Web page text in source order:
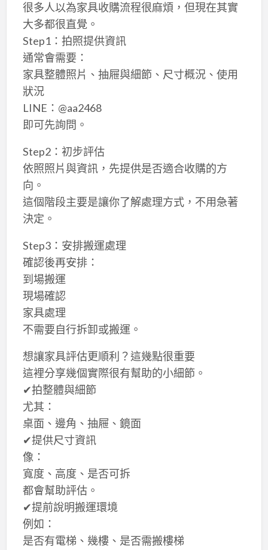
很多人以為家具收購流程很麻煩，但現在其實
大多都很直覺。
Step1：拍照提供資訊
通常會需要：
家具整體照片、抽屜與細節、尺寸概況、使用
狀況
LINE：@aa2468
即可先詢問。
Step2：初步評估
依照照片與資訊，先提供是否適合收購的方
向。
這個階段主要是讓你了解處理方式，不用急著
決定。
Step3：安排搬運處理
確認後再安排：
到場搬運
現場確認
家具處理
不需要自行拆卸或搬運。
想讓家具評估更順利？這幾點很重要
這裡分享幾個實際很有幫助的小細節。
✔拍整體與細節
尤其：
桌面、邊角、抽屜、鏡面
✔提供尺寸資訊
像：
寬度、高度、是否可拆
都會幫助評估。
✔提前說明搬運環境
例如：
是否有電梯、幾樓、是否需搬樓梯